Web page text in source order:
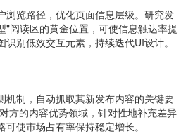
浏览路径，优化页面信息层级。研究发
"阅读区的黄金位置，可使信息触达率提
别低效交互元素，持续迭代UI设计。
机制，自动抓取其新发布内容的关键要
方的内容优势领域，针对性地补充差异
使市场占有率保持稳定增长。